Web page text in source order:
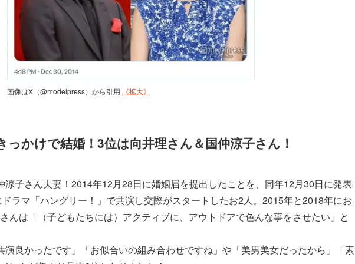
画像はX（@modelpress）から引用 《拡大》
っかけで結婚！3位は向井理さん＆国仲涼子さん！
涼子さん夫妻！2014年12月28日に婚姻届を提出したことを、同年12月30日に発表
ラマ「ハングリー！」で共演し交際がスタートしたお2人。2015年と2018年にお
んは「（子どもたちには）アクティブに、アウトドアで色んな事をさせたい」と
演良かったです」「お似合いの組み合わせですね」 や 「美男美女だったから」「素